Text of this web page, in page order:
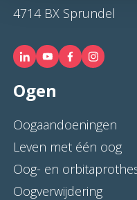
4714 BX Sprundel
Ogen
Oogaandoeningen
Leven met één oog
Oog- en
Oogverwijdering